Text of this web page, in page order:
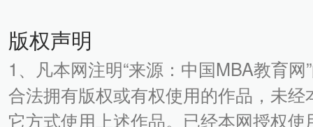
版权声明
1、凡本网注明“来源：中国MBA教育
合法拥有版权或有权使用的作品，未
它方式使用上述作品。已经本网授权